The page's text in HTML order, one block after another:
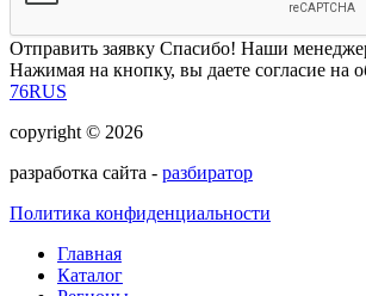
Отправить заявку Спасибо! Наши
Нажимая на кнопку, вы даете согласие на
76RUS
copyright © 2026
разработка сайта - разбиратор
Политика конфиденциальности
Главная
Каталог